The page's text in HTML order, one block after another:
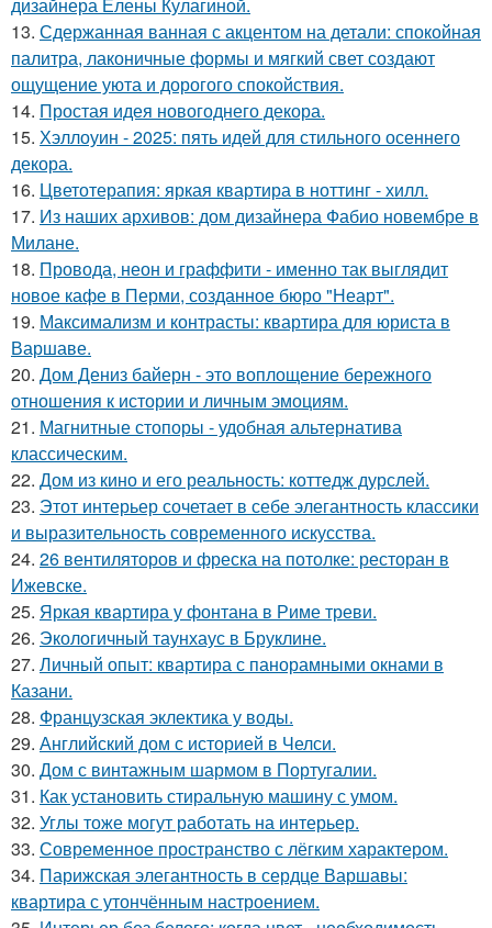
13. Сдержанная ванная с акцентом на детали: спокойная
палитра, лаконичные формы и мягкий свет создают
ощущение уюта и дорогого спокойствия.
14. Простая идея новогоднего декора.
15. Хэллоуин - 2025: пять идей для стильного осеннего
декора.
16. Цветотерапия: яркая квартира в ноттинг - хилл.
17. Из наших архивов: дом дизайнера Фабио новембре в
Милане.
18. Провода, неон и граффити - именно так выглядит
новое кафе в Перми, созданное бюро "Неарт".
19. Максимализм и контрасты: квартира для юриста в
Варшаве.
20. Дом Дениз байерн - это воплощение бережного
отношения к истории и личным эмоциям.
21. Магнитные стопоры - удобная альтернатива
классическим.
22. Дом из кино и его реальность: коттедж дурслей.
23. Этот интерьер сочетает в себе элегантность классики
и выразительность современного искусства.
24. 26 вентиляторов и фреска на потолке: ресторан в
Ижевске.
25. Яркая квартира у фонтана в Риме треви.
26. Экологичный таунхаус в Бруклине.
27. Личный опыт: квартира с панорамными окнами в
Казани.
28. Французская эклектика у воды.
29. Английский дом с историей в Челси.
30. Дом с винтажным шармом в Португалии.
31. Как установить стиральную машину с умом.
32. Углы тоже могут работать на интерьер.
33. Современное пространство с лёгким характером.
34. Парижская элегантность в сердце Варшавы:
квартира с утончённым настроением.